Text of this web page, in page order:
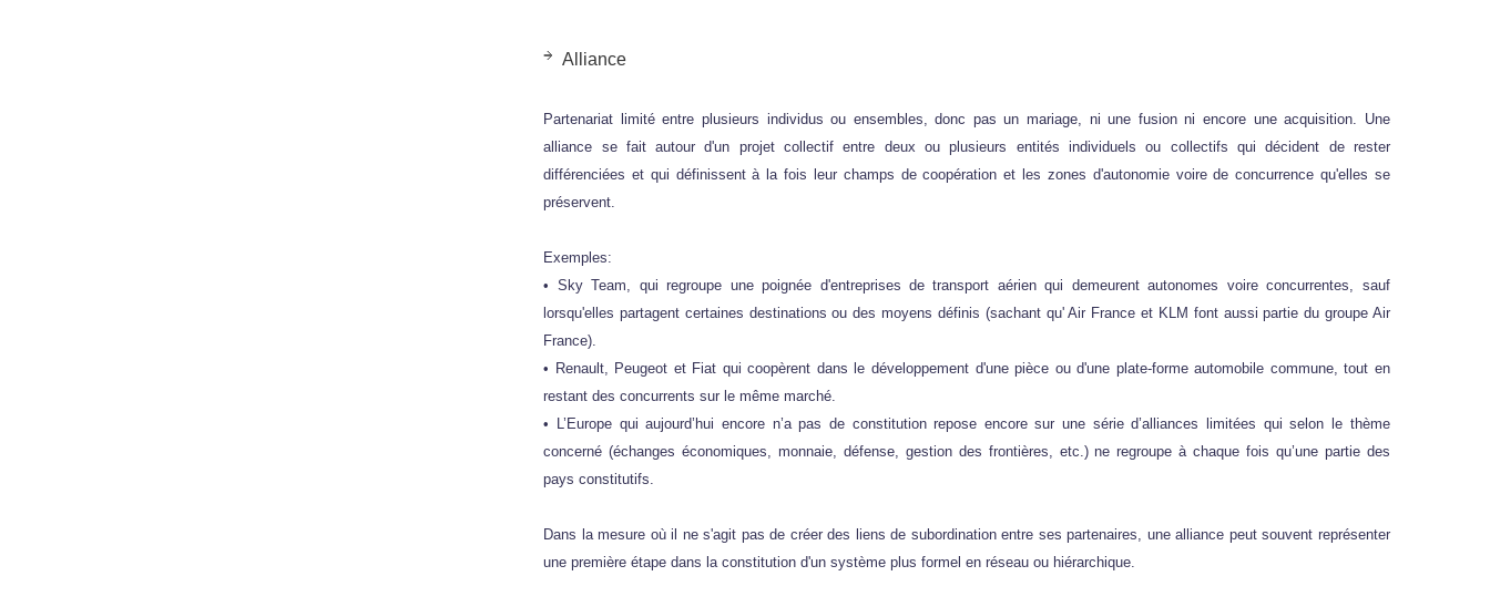
Alliance
Partenariat limité entre plusieurs individus ou ensembles, donc pas un mariage, ni une fusion ni encore une acquisition. Une
alliance se fait autour d'un projet collectif entre deux ou plusieurs entités individuels ou collectifs qui décident de rester
différenciées et qui définissent à la fois leur champs de coopération et les zones d'autonomie voire de concurrence qu'elles se
préservent.
Exemples:
• Sky Team, qui regroupe une poignée d'entreprises de transport aérien qui demeurent autonomes voire concurrentes, sauf
lorsqu'elles partagent certaines destinations ou des moyens définis (sachant qu' Air France et KLM font aussi partie du groupe Air
France).
• Renault, Peugeot et Fiat qui coopèrent dans le développement d'une pièce ou d'une plate-forme automobile commune, tout en
restant des concurrents sur le même marché.
• L’Europe qui aujourd’hui encore n’a pas de constitution repose encore sur une série d’alliances limitées qui selon le thème
concerné (échanges économiques, monnaie, défense, gestion des frontières, etc.) ne regroupe à chaque fois qu’une partie des
pays constitutifs.
Dans la mesure où il ne s'agit pas de créer des liens de subordination entre ses partenaires, une alliance peut souvent représenter
une première étape dans la constitution d'un système plus formel en réseau ou hiérarchique.